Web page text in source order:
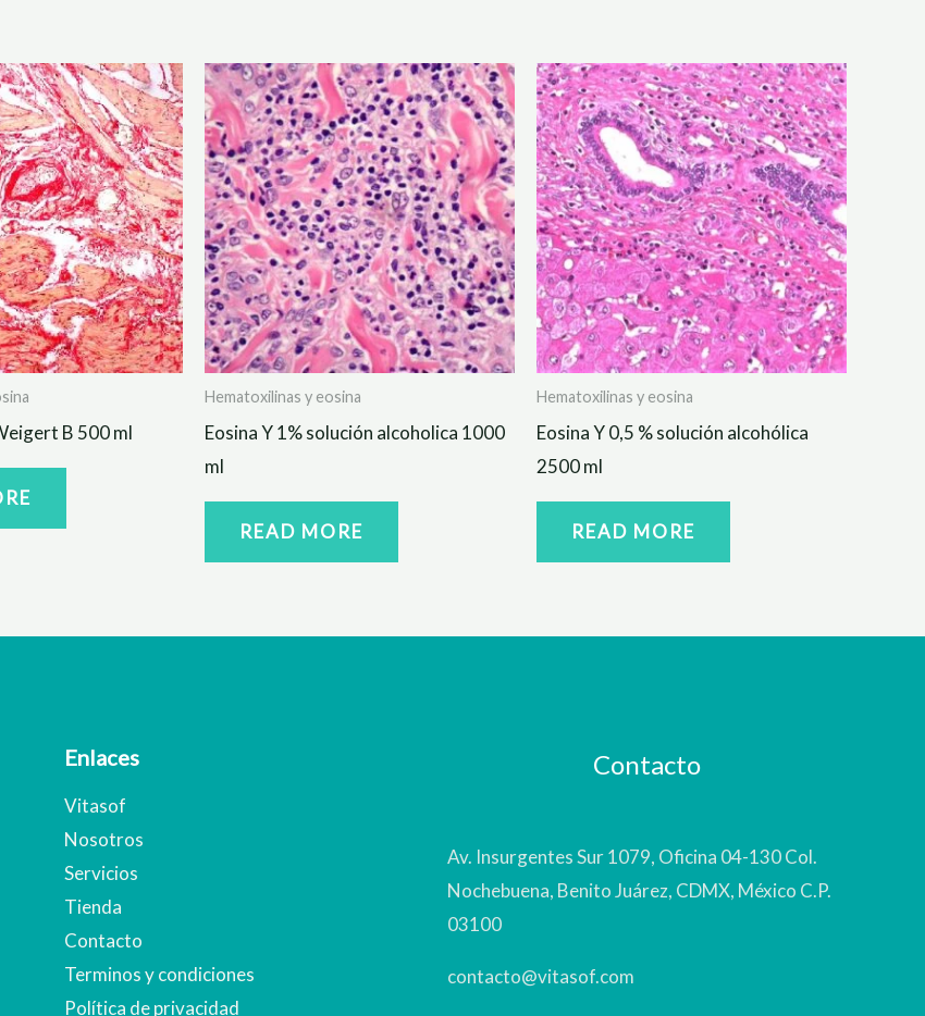
B 500 ml
Hematoxilinas y eosina
Eosina Y 1% solución alcoholica 1000
ml
READ MORE
Hematoxilinas y eosina
Eosina Y 0,5 % solución alcohólica
2500 ml
READ MORE
Enlaces
Vitasof
Nosotros
Servicios
Tienda
Contacto
Terminos y condiciones
Política de privacidad
Contacto
Av. Insurgentes Sur 1079, Oficina 04-130 Col.
Nochebuena, Benito Juárez, CDMX, México C.P.
03100
contacto@vitasof.com